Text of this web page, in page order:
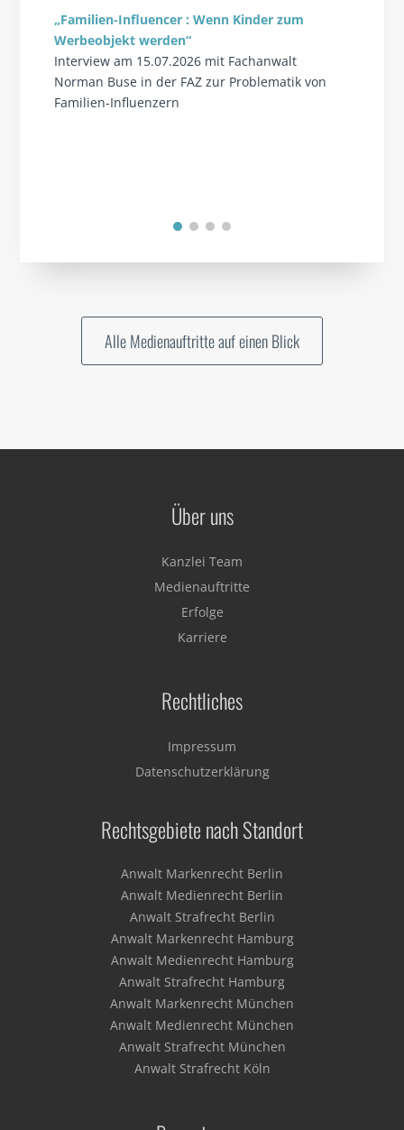
„Familien-Influencer : Wenn Kinder zum
Werbeobjekt werden“
Interview am 15.07.2026 mit Fachanwalt
Norman Buse in der FAZ zur Problematik von
Familien-Influenzern
Alle Medienauftritte auf einen Blick
Über uns
Kanzlei Team
Medienauftritte
Erfolge
Karriere
Rechtliches
Impressum
Datenschutzerklärung
Rechtsgebiete nach Standort
Anwalt Markenrecht Berlin
Anwalt Medienrecht Berlin
Anwalt Strafrecht Berlin
Anwalt Markenrecht Hamburg
Anwalt Medienrecht Hamburg
Anwalt Strafrecht Hamburg
Anwalt Markenrecht München
Anwalt Medienrecht München
Anwalt Strafrecht München
Anwalt Strafrecht Köln